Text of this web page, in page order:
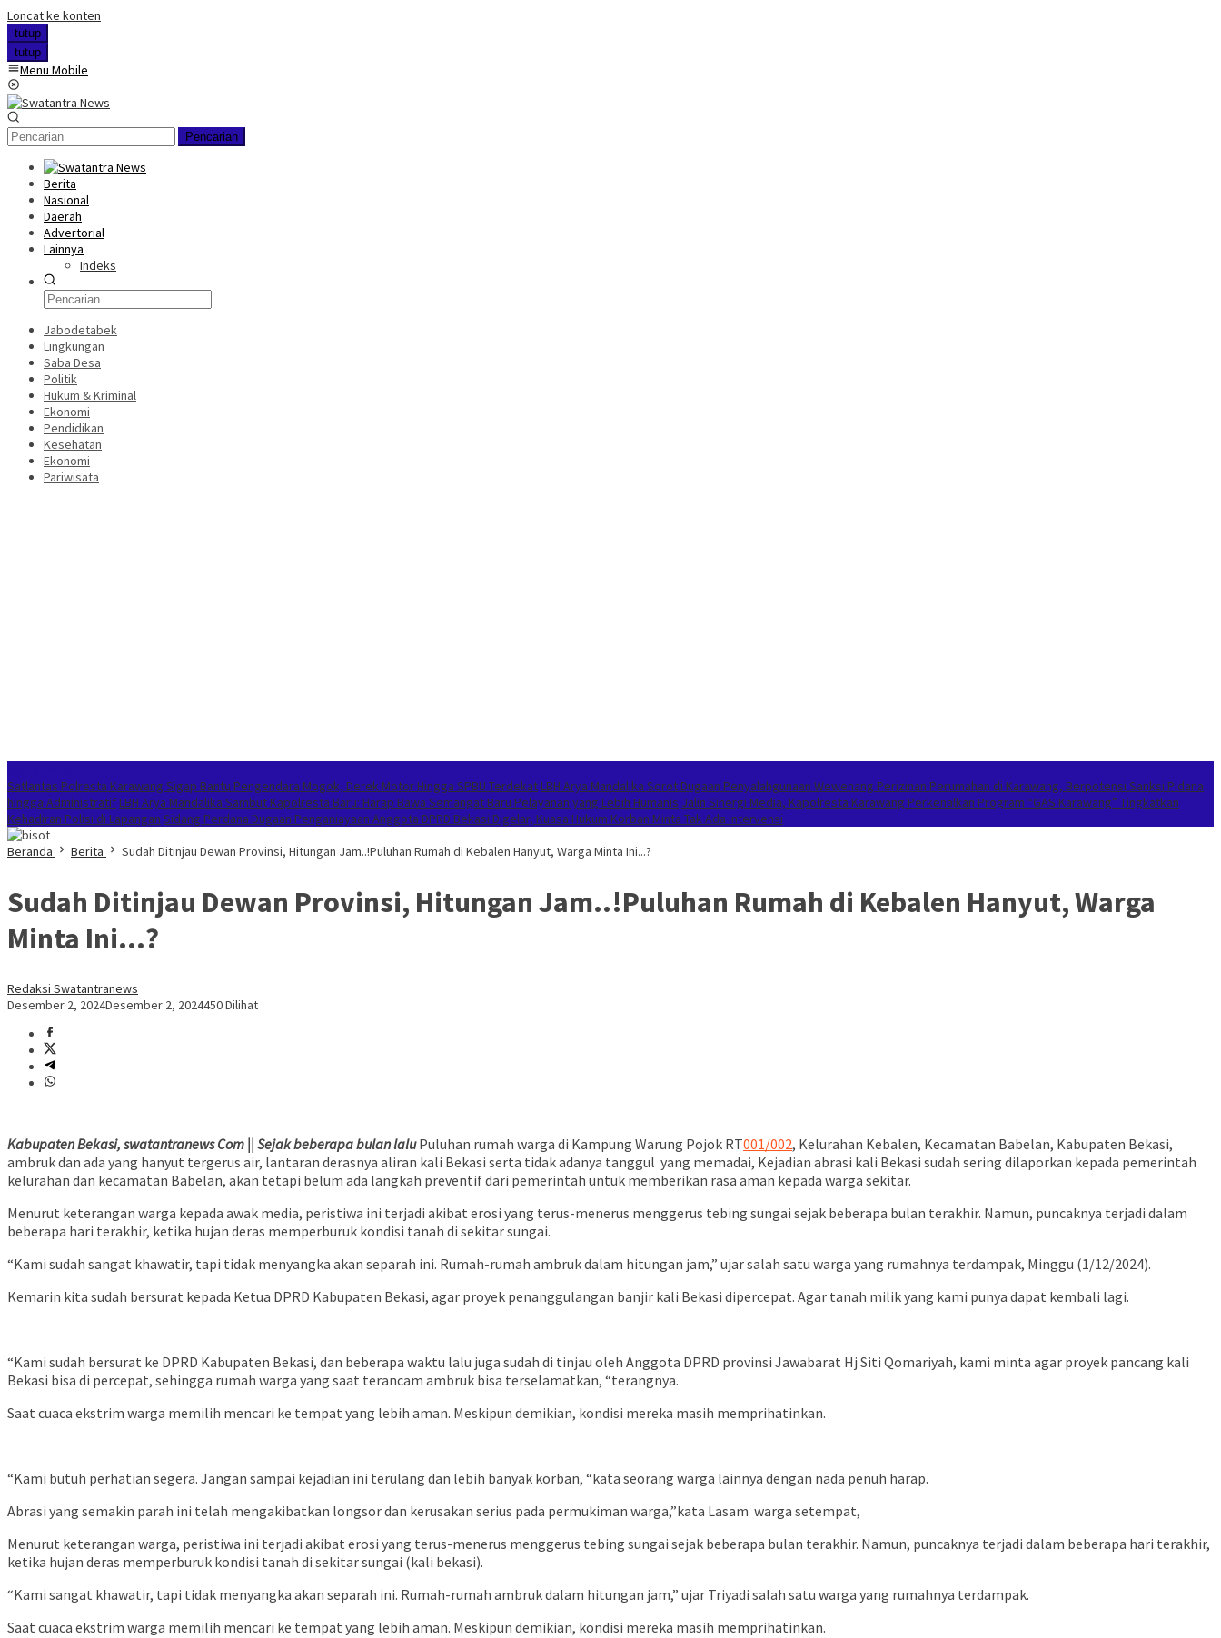
Loncat ke konten
tutup
tutup
Menu Mobile
Pencarian
Berita
Nasional
Daerah
Advertorial
Lainnya
Indeks
Jabodetabek
Lingkungan
Saba Desa
Politik
Hukum & Kriminal
Ekonomi
Pendidikan
Kesehatan
Ekonomi
Pariwisata
Satlantas Polresta Karawang Sigap Bantu Pengendara Mogok, Derek Motor Hingga SPBU Terdekat LBH Arya Mandalika Sorot Dugaan Penyalahgunaan Wewenang Perizinan Perumahan di Karawang, Berpotensi Sanksi Pidana
hingga Administratif LBH Arya Mandalika Sambut Kapolresta Baru: Harap Bawa Semangat Baru Pelayanan yang Lebih Humanis Jalin Sinergi Media, Kapolresta Karawang Perkenalkan Program “GAS Karawang” Tingkatkan
Kehadiran Polisi di Lapangan Sidang Perdana Dugaan Penganiayaan Anggota DPRD Bekasi Digelar, Kuasa Hukum Korban Minta Tak Ada Intervensi
Beranda
Berita Sudah Ditinjau Dewan Provinsi, Hitungan Jam..!Puluhan Rumah di Kebalen Hanyut, Warga Minta Ini...?
Sudah Ditinjau Dewan Provinsi, Hitungan Jam..!Puluhan Rumah di Kebalen Hanyut, Warga
Minta Ini…?
Redaksi Swatantranews
Desember 2, 2024Desember 2, 2024450 Dilihat
Kabupaten Bekasi, swatantranews Com || Sejak beberapa bulan laluPuluhan rumah warga di Kampung Warung Pojok RT001/002, Kelurahan Kebalen, Kecamatan Babelan, Kabupaten Bekasi,
ambruk dan ada yang hanyut tergerus air, lantaran derasnya aliran kali Bekasi serta tidak adanya tanggul yang memadai, Kejadian abrasi kali Bekasi sudah sering dilaporkan kepada pemerintah
kelurahan dan kecamatan Babelan, akan tetapi belum ada langkah preventif dari pemerintah untuk memberikan rasa aman kepada warga sekitar.
Menurut keterangan warga kepada awak media, peristiwa ini terjadi akibat erosi yang terus-menerus menggerus tebing sungai sejak beberapa bulan terakhir. Namun, puncaknya terjadi dalam
beberapa hari terakhir, ketika hujan deras memperburuk kondisi tanah di sekitar sungai.
“Kami sudah sangat khawatir, tapi tidak menyangka akan separah ini. Rumah-rumah ambruk dalam hitungan jam,” ujar salah satu warga yang rumahnya terdampak, Minggu (1/12/2024).
Kemarin kita sudah bersurat kepada Ketua DPRD Kabupaten Bekasi, agar proyek penanggulangan banjir kali Bekasi dipercepat. Agar tanah milik yang kami punya dapat kembali lagi.
“Kami sudah bersurat ke DPRD Kabupaten Bekasi, dan beberapa waktu lalu juga sudah di tinjau oleh Anggota DPRD provinsi Jawabarat Hj Siti Qomariyah, kami minta agar proyek pancang kali
Bekasi bisa di percepat, sehingga rumah warga yang saat terancam ambruk bisa terselamatkan, “terangnya.
Saat cuaca ekstrim warga memilih mencari ke tempat yang lebih aman. Meskipun demikian, kondisi mereka masih memprihatinkan.
“Kami butuh perhatian segera. Jangan sampai kejadian ini terulang dan lebih banyak korban, “kata seorang warga lainnya dengan nada penuh harap.
Abrasi yang semakin parah ini telah mengakibatkan longsor dan kerusakan serius pada permukiman warga,”kata Lasam warga setempat,
Menurut keterangan warga, peristiwa ini terjadi akibat erosi yang terus-menerus menggerus tebing sungai sejak beberapa bulan terakhir. Namun, puncaknya terjadi dalam beberapa hari terakhir,
ketika hujan deras memperburuk kondisi tanah di sekitar sungai (kali bekasi).
“Kami sangat khawatir, tapi tidak menyangka akan separah ini. Rumah-rumah ambruk dalam hitungan jam,” ujar Triyadi salah satu warga yang rumahnya terdampak.
Saat cuaca ekstrim warga memilih mencari ke tempat yang lebih aman. Meskipun demikian, kondisi mereka masih memprihatinkan.